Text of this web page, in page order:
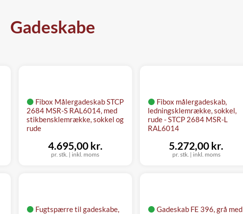
Gadeskabe
Fibox Målergadeskab STCP
2684 MSR-S RAL6014, med
stikbensklemrække, sokkel og
rude
pr. stk. | inkl. moms
4.695,00 kr.
Fibox målergadeskab,
ledningsklemrække, sokkel,
rude - STCP 2684 MSR-L
RAL6014
pr. stk. | inkl. moms
5.272,00 kr.
Fugtspærre til gadeskabe,
Gadeskab FE 396, grå med